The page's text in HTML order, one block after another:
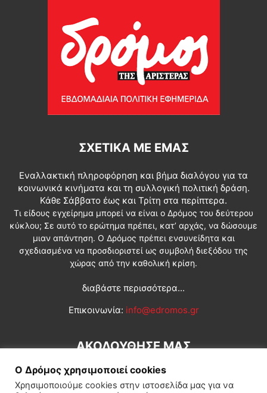
ΣΧΕΤΙΚΆ ΜΕ ΕΜΆΣ
Εναλλακτική πληροφόρηση και βήμα διαλόγου για τα
κοινωνικά κινήματα και τη συλλογική πολιτική δράση.
Κάθε Σάββατο έως και Τρίτη στα περίπτερα.
Τι είδους εγχείρημα μπορεί να είναι ο Δρόμος του δεύτερου
κύκλου; Σε αυτό το ερώτημα πρέπει, κατ’ αρχάς, να δώσουμε
μιαν απάντηση. Ο Δρόμος πρέπει ενσυνείδητα και
σχεδιασμένα να προσδιοριστεί ως συμβολή διεξόδου της
χώρας από την καθολική κρίση.
διαβάστε περισσότερα...
Επικοινωνία: info@edromos.gr
ΑΚΟΛΟΥΘΗΣΕ ΜΑΣ
Ο Δρόμος χρησιμοποιεί cookies
Χρησιμοποιούμε cookies στην ιστοσελίδα μας για να